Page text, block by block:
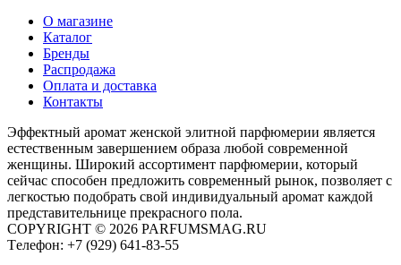
О магазине
Каталог
Бренды
Распродажа
Оплата и доставка
Контакты
Эффектный аромат женской элитной парфюмерии является
естественным завершением образа любой современной
женщины. Широкий ассортимент парфюмерии, который
сейчас способен предложить современный рынок, позволяет с
легкостью подобрать свой индивидуальный аромат каждой
представительнице прекрасного пола.
COPYRIGHT © 2026 PARFUMSMAG.RU
Tелефон: +7 (929) 641-83-55